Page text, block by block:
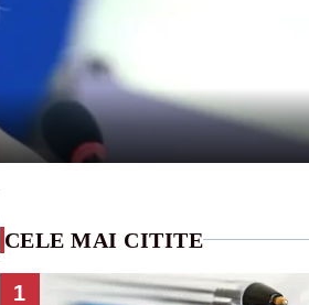
CELE MAI CITITE
1